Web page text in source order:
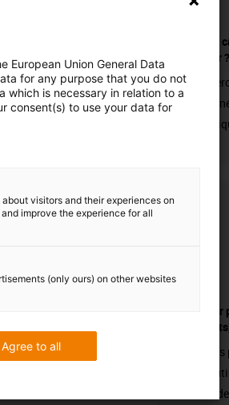
Acheter un
connecteur ?
Vous
notre
Les
sont déjà
centaines
Union General Data
for any purpose that you do not
is necessary in relation to a
consent(s) to use your data for
visitors and their experiences on
improve the experience for all
(only ours) on other websites
Agree to all